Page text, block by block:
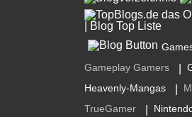
Gameplay Gamers
Heavenly-Mangas
TrueGamer